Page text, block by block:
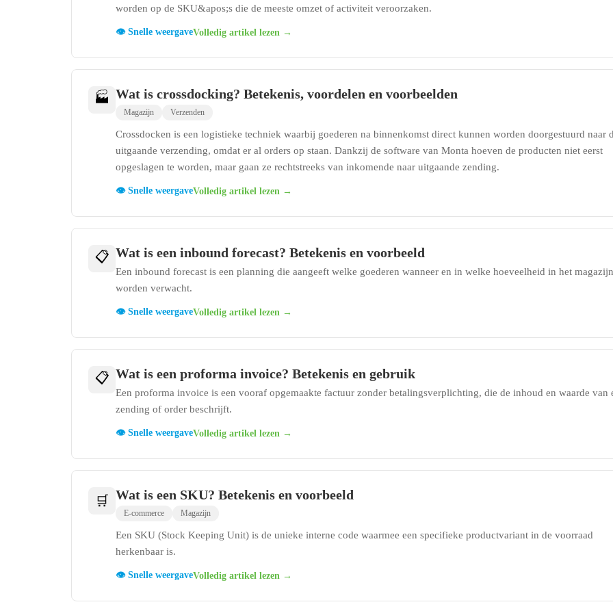
worden op de SKU&apos;s die de meeste omzet of activiteit veroorzaken.
👁️ Snelle weergaveVolledig artikel lezen →
🏭 Wat is crossdocking? Betekenis, voordelen en voorbeelden
Magazijn Verzenden
Crossdocken is een logistieke techniek waarbij goederen na binnenkomst direct kunnen worden doorgestuurd naar
uitgaande verzending, omdat er al orders op staan. Dankzij de software van Monta hoeven de producten niet eerst
opgeslagen te worden, maar gaan ze rechtstreeks van inkomende naar uitgaande zending.
👁️ Snelle weergaveVolledig artikel lezen →
📋 Wat is een inbound forecast? Betekenis en voorbeeld
Een inbound forecast is een planning die aangeeft welke goederen wanneer en in welke hoeveelheid in het magazijn
worden verwacht.
👁️ Snelle weergaveVolledig artikel lezen →
📋 Wat is een proforma invoice? Betekenis en gebruik
Een proforma invoice is een vooraf opgemaakte factuur zonder betalingsverplichting, die de inhoud en waarde van
zending of order beschrijft.
👁️ Snelle weergaveVolledig artikel lezen →
🛒 Wat is een SKU? Betekenis en voorbeeld
E-commerce Magazijn
Een SKU (Stock Keeping Unit) is de unieke interne code waarmee een specifieke productvariant in de voorraad
herkenbaar is.
👁️ Snelle weergaveVolledig artikel lezen →